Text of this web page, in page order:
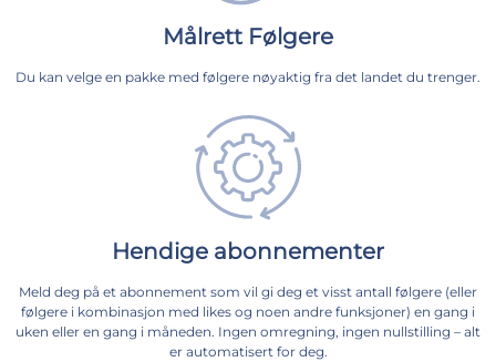
Målrett Følgere
Du kan velge en pakke med følgere nøyaktig fra det landet du trenger.
Hendige abonnementer
Meld deg på et abonnement som vil gi deg et visst antall følgere (eller
følgere i kombinasjon med likes og noen andre funksjoner) en gang i
uken eller en gang i måneden. Ingen omregning, ingen nullstilling – alt
er automatisert for deg.